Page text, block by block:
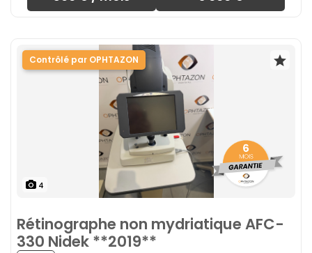
Contrôlé par OPHTAZON
4
Rétinographe non mydriatique AFC-
330 Nidek **2019**